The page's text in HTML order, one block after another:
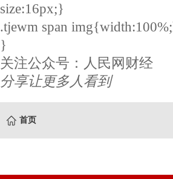
size:16px;}
.tjewm span
}
关注公众号：人民网财经
分享让更多人看到
首页